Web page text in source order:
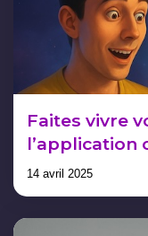
Faites vivre
l’application
14 avril 2025